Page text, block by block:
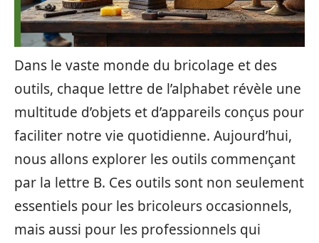
Dans le vaste monde du bricolage et des
outils, chaque lettre de l’alphabet révèle une
multitude d’objets et d’appareils conçus pour
faciliter notre vie quotidienne. Aujourd’hui,
nous allons explorer les outils commençant
par la lettre B. Ces outils sont non seulement
essentiels pour les bricoleurs occasionnels,
mais aussi pour les professionnels qui